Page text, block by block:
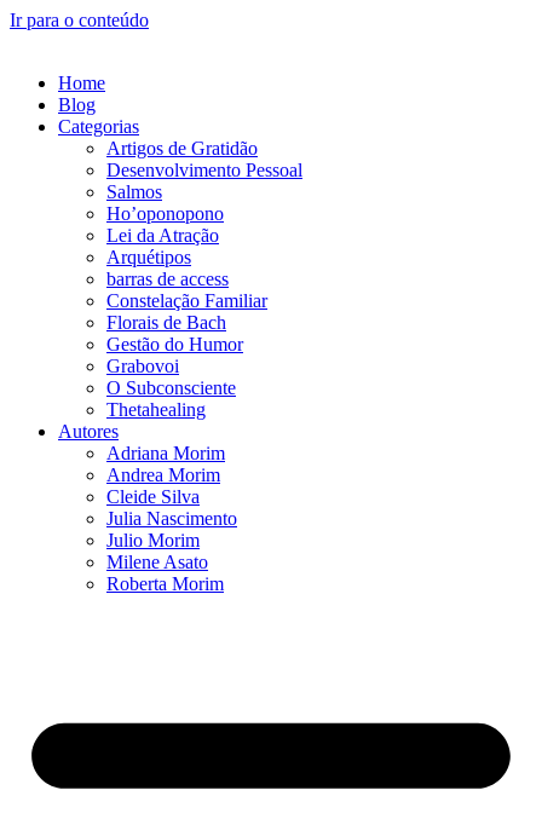
Ir para o conteúdo
Home
Blog
Categorias
Artigos de Gratidão
Desenvolvimento Pessoal
Salmos
Ho’oponopono
Lei da Atração
Arquétipos
barras de access
Constelação Familiar
Florais de Bach
Gestão do Humor
Grabovoi
O Subconsciente
Thetahealing
Autores
Adriana Morim
Andrea Morim
Cleide Silva
Julia Nascimento
Julio Morim
Milene Asato
Roberta Morim